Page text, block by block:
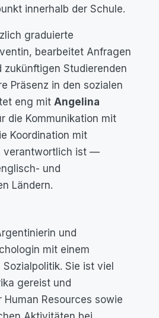
innerhalb der Schule.
graduierte
bearbeitet Anfragen
zukünftigen Studierenden
Präsenz in den sozialen
eng mit Angelina
die Kommunikation mit
Koordination mit
verantwortlich ist —
und
Ländern.
und
mit einem
Sie ist viel
gereist und
Resources sowie